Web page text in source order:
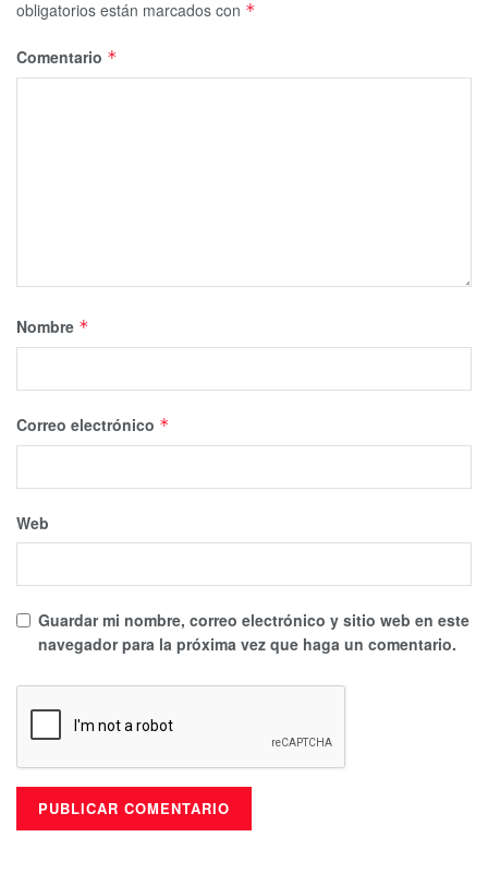
obligatorios están marcados con *
Comentario *
Nombre *
Correo electrónico *
Web
Guardar mi nombre, correo electrónico y sitio web en este
navegador para la próxima vez que haga un comentario.